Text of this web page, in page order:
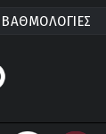
ΒΑΘΜΟΛΟΓΙΕΣ